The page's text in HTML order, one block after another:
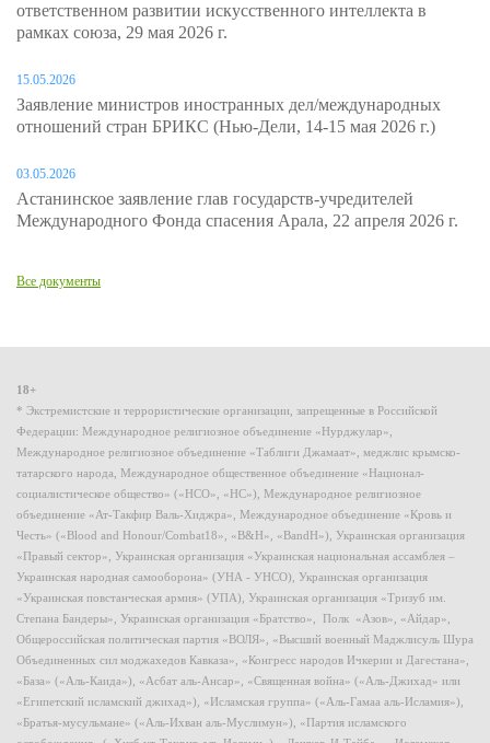
ответственном развитии искусственного интеллекта в
рамках союза, 29 мая 2026 г.
15.05.2026
Заявление министров иностранных дел/международных
отношений стран БРИКС (Нью-Дели, 14-15 мая 2026 г.)
03.05.2026
Астанинское заявление глав государств-учредителей
Международного Фонда спасения Арала, 22 апреля 2026 г.
Все документы
18+
* Экстремистские и террористические организации, запрещенные в Российской
Федерации: Международное религиозное объединение «Нурджулар»,
Международное религиозное объединение «Таблиги Джамаат», меджлис крымско-
татарского народа, Международное общественное объединение «Национал-
социалистическое общество» («НСО», «НС»), Международное религиозное
объединение «Ат-Такфир Валь-Хиджра», Международное объединение «Кровь и
Честь» («Blood and Honour/Combat18», «B&H», «BandH»), Украинская организация
«Правый сектор», Украинская организация «Украинская национальная ассамблея –
Украинская народная самооборона» (УНА - УНСО), Украинская организация
«Украинская повстанческая армия» (УПА), Украинская организация «Тризуб им.
Степана Бандеры», Украинская организация «Братство», Полк «Азов», «Айдар»,
Общероссийская политическая партия «ВОЛЯ», «Высший военный Маджлисуль Шура
Объединенных сил моджахедов Кавказа», «Конгресс народов Ичкерии и Дагестана»,
«База» («Аль-Каида»), «Асбат аль-Ансар», «Священная война» («Аль-Джихад» или
«Египетский исламский джихад»), «Исламская группа» («Аль-Гамаа аль-Исламия»),
«Братья-мусульмане» («Аль-Ихван аль-Муслимун»), «Партия исламского